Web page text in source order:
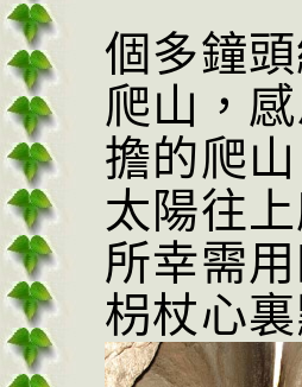
個多鐘
爬山，
擔的爬山
太陽往
所幸需
枴杖心